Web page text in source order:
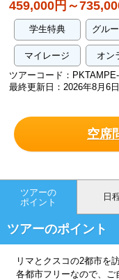
459,000円～
学生特典 グル
マイレージ
オン
ツアーコード：
最終更新日：2026年8月6
空席
ツアーの
ポイント
日
ツアーのポイント
リマとクスコの2都市を
各都市フリーなので、ご